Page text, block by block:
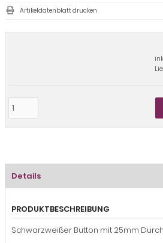
Artikeldatenblatt drucken
Details
PRODUKTBESCHREIBUNG
Schwarzweißer Button mit 25mm